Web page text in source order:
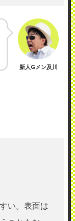
新人Gメン及川
い。表面は